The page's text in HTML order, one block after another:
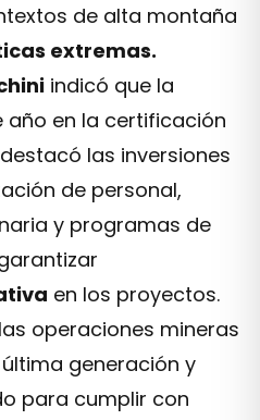
de alta montaña
extremas.
indicó que la
año en la certificación
las inversiones
de personal,
y programas de
en los proyectos.
operaciones mineras
generación y
para cumplir con